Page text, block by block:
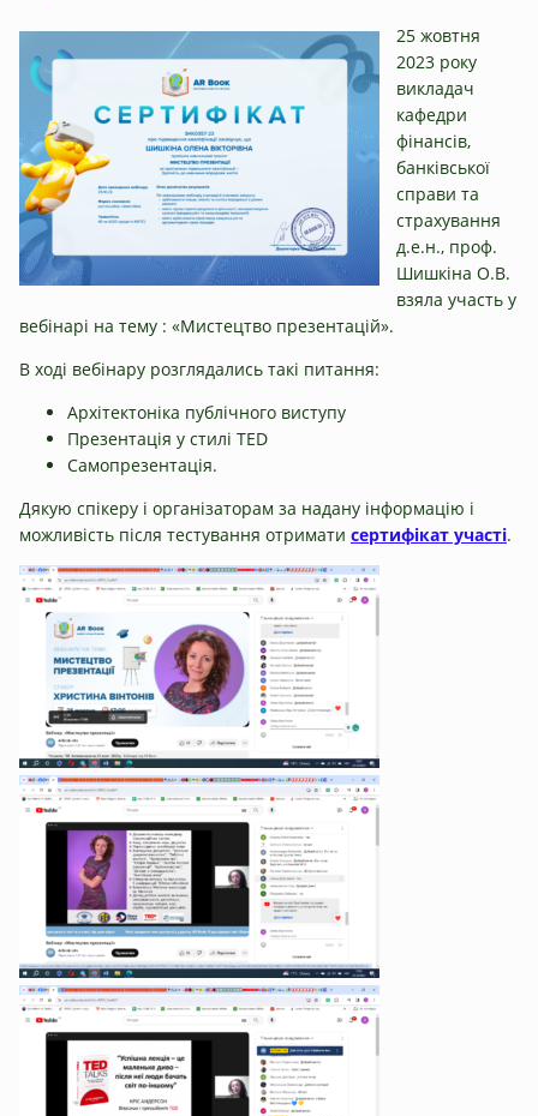
25 жовтня
2023 року
викладач
кафедри
фінансів,
банківської
справи та
страхування
д.е.н., проф.
Шишкіна О.В.
взяла участь у
вебінарі на тему : «Мистецтво презентацій».
В ході вебінару розглядались такі питання:
Архітектоніка публічного виступу
Презентація у стилі TED
Самопрезентація.
Дякую спікеру і організаторам за надану інформацію і
можливість після тестування отримати сертифікат участі.